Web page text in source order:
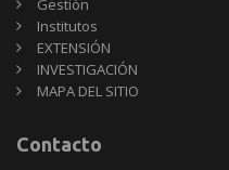
Gestión
Institutos
EXTENSIÓN
INVESTIGACIÓN
MAPA DEL SITIO
Contacto